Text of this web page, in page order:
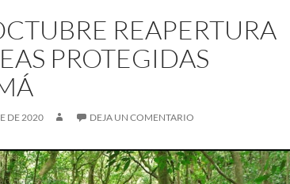
REAPERTURA
PROTEGIDAS
DE 2020 DEJA UN COMENTARIO